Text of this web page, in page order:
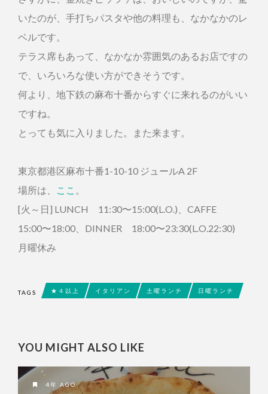
いたのが、手打ちパスタや他の料理も、なかなかのレ
ベルです。
テラス席もあって、なかなか雰囲気のあるお店ですの
で、いろいろな使い方ができそうです。
何より、地下鉄の麻布十番からすぐに来れるのがいい
ですね。
とっても気に入りました。また来ます。
東京都港区麻布十番1-10-10 ジュールA 2F
場所は、
ここ 。
[火～日] LUNCH 11:30〜15:00(L.O.)、CAFFE
15:00〜18:00、DINNER 18:00〜23:30(L.O.22:30)
月曜休み
TAGS ★４以上 イタリアン 土曜ランチ 日曜ランチ
YOU MIGHT ALSO LIKE
4年 AGO